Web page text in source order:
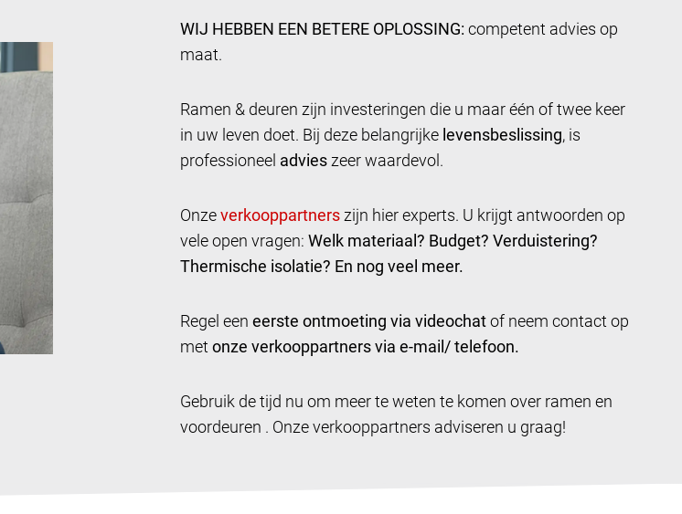
WIJ HEBBEN EEN BETERE OPLOSSING: competent advies op
maat.
Ramen & deuren zijn investeringen die u maar één of twee keer
in uw leven doet. Bij deze belangrijke levensbeslissing, is
professioneel advieszeer waardevol.
Onze
zijn hier experts. U krijgt antwoorden op
vele open vragen: Welk materiaal? Budget? Verduistering?
Thermische isolatie? En nog veel meer.
Regel een eerste ontmoeting via videochatof neem contact op
met onze verkooppartners via e-mail/ telefoon.
Gebruik de tijd nu om meer te weten te komen over ramen en
voordeuren . Onze verkooppartners adviseren u graag!